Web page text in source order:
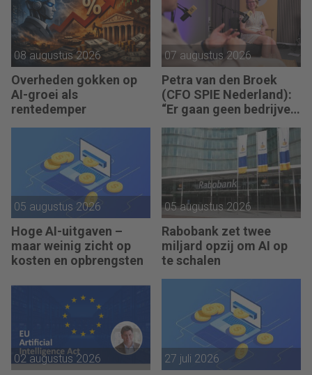
08 augustus 2026
Overheden gokken op
AI-groei als
rentedemper
07 augustus 2026
Petra van den Broek
(CFO SPIE Nederland):
“Er gaan geen bedrijven
winst maken.”
05 augustus 2026
Hoge AI-uitgaven –
maar weinig zicht op
kosten en opbrengsten
05 augustus 2026
Rabobank zet twee
miljard opzij om AI op
te schalen
02 augustus 2026 27 juli 2026